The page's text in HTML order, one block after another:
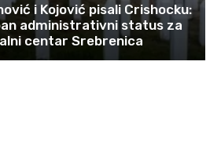
i Kojović pisali Crishocku:
administrativni status za
centar Srebrenica